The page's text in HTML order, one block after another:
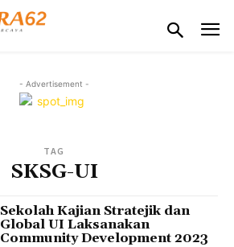
- Advertisement -
TAG
SKSG-UI
Sekolah Kajian Stratejik dan
Global UI Laksanakan
Community Development 2023